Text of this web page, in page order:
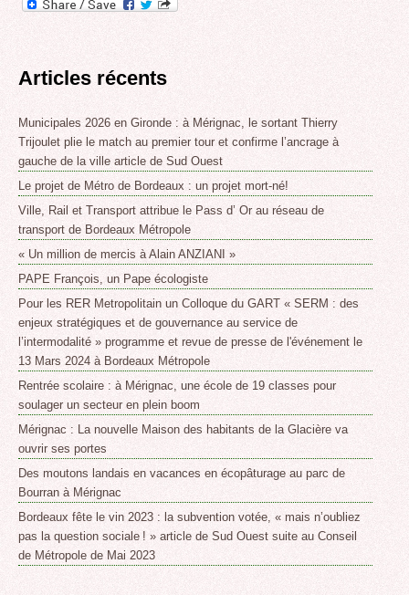
Articles récents
Municipales 2026 en Gironde : à Mérignac, le sortant Thierry
Trijoulet plie le match au premier tour et confirme l’ancrage à
gauche de la ville article de Sud Ouest
Le projet de Métro de Bordeaux : un projet mort-né!
Ville, Rail et Transport attribue le Pass d’ Or au réseau de
transport de Bordeaux Métropole
« Un million de mercis à Alain ANZIANI »
PAPE François, un Pape écologiste
Pour les RER Metropolitain un Colloque du GART « SERM : des
enjeux stratégiques et de gouvernance au service de
l’intermodalité » programme et revue de presse de l'événement le
13 Mars 2024 à Bordeaux Métropole
Rentrée scolaire : à Mérignac, une école de 19 classes pour
soulager un secteur en plein boom
Mérignac : La nouvelle Maison des habitants de la Glacière va
ouvrir ses portes
Des moutons landais en vacances en écopâturage au parc de
Bourran à Mérignac
Bordeaux fête le vin 2023 : la subvention votée, « mais n’oubliez
pas la question sociale ! » article de Sud Ouest suite au Conseil
de Métropole de Mai 2023